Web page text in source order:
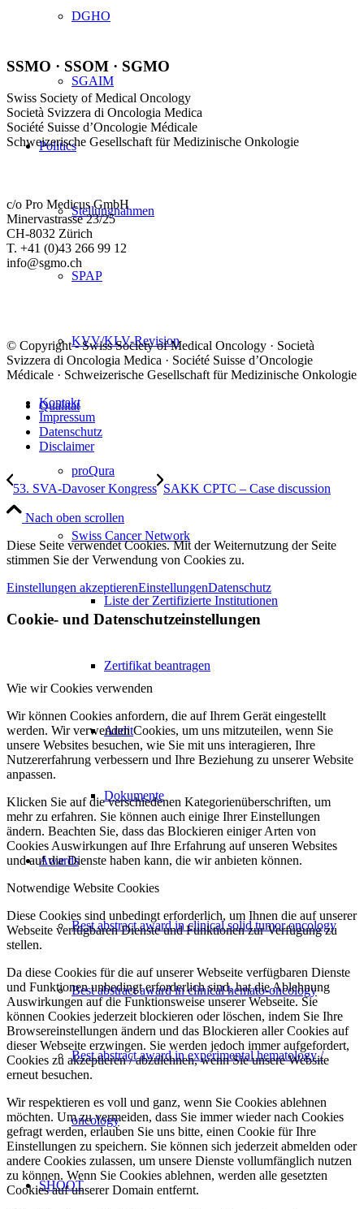
DGHO
SGAIM
Politics
Stellungnahmen
SPAP
KVV/KLV-Revision
Qualität
proQura
Swiss Cancer Network
Liste der Zertifizierte Institutionen
Zertifikat beantragen
Audit
Dokumente
Awards
Best abstract award in clinical solid tumor oncology
Best abstract award in clinical hemato-oncology
Best abstract award in experimental hematology /
oncology
SHOOT
SSMO · SSOM · SGMO
Swiss Society of Medical Oncology
Società Svizzera di Oncologia Medica
Société Suisse d’Oncologie Médicale
Schweizerische Gesellschaft für Medizinische Onkologie
c/o Pro Medicus GmbH
Minervastrasse 23/25
CH-8032 Zürich
T. +41 (0)43 266 99 12
info@sgmo.ch
© Copyright - Swiss Society of Medical Oncology · Società
Svizzera di Oncologia Medica · Société Suisse d’Oncologie
Médicale · Schweizerische Gesellschaft für Medizinische Onkologie
Kontakt
Impressum
Datenschutz
Disclaimer
53. SVA-Davoser Kongress SAKK CPTC – Case discussion
Nach oben scrollen
Diese Seite verwendet Cookies. Mit der Weiternutzung der Seite
stimmen Sie der Verwendung von Cookies zu.
Einstellungen akzeptierenEinstellungenDatenschutz
Cookie- und Datenschutzeinstellungen
Wie wir Cookies verwenden
Wir können Cookies anfordern, die auf Ihrem Gerät eingestellt
werden. Wir verwenden Cookies, um uns mitzuteilen, wenn Sie
unsere Websites besuchen, wie Sie mit uns interagieren, Ihre
Nutzererfahrung verbessern und Ihre Beziehung zu unserer Website
anpassen.
Klicken Sie auf die verschiedenen Kategorienüberschriften, um
mehr zu erfahren. Sie können auch einige Ihrer Einstellungen
ändern. Beachten Sie, dass das Blockieren einiger Arten von
Cookies Auswirkungen auf Ihre Erfahrung auf unseren Websites
und auf die Dienste haben kann, die wir anbieten können.
Notwendige Website Cookies
Diese Cookies sind unbedingt erforderlich, um Ihnen die auf unserer
Webseite verfügbaren Dienste und Funktionen zur Verfügung zu
stellen.
Da diese Cookies für die auf unserer Webseite verfügbaren Dienste
und Funktionen unbedingt erforderlich sind, hat die Ablehnung
Auswirkungen auf die Funktionsweise unserer Webseite. Sie
können Cookies jederzeit blockieren oder löschen, indem Sie Ihre
Browsereinstellungen ändern und das Blockieren aller Cookies auf
dieser Webseite erzwingen. Sie werden jedoch immer aufgefordert,
Cookies zu akzeptieren / abzulehnen, wenn Sie unsere Website
erneut besuchen.
Wir respektieren es voll und ganz, wenn Sie Cookies ablehnen
möchten. Um zu vermeiden, dass Sie immer wieder nach Cookies
gefragt werden, erlauben Sie uns bitte, einen Cookie für Ihre
Einstellungen zu speichern. Sie können sich jederzeit abmelden oder
andere Cookies zulassen, um unsere Dienste vollumfänglich nutzen
zu können. Wenn Sie Cookies ablehnen, werden alle gesetzten
Cookies auf unserer Domain entfernt.